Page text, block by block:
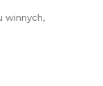
winnych,